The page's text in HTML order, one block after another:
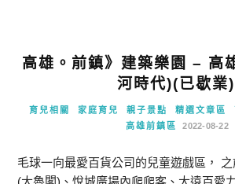
高雄。前鎮》建築樂園 – 高
河時代)(已歇業)
育兒相關 家庭育兒 親子景點 精選文章區
高雄前鎮區
2022-08-22
毛球一向最愛百貨公司的兒童遊戲區，
(大魯閣)、悅城廣場內爬爬客、大遠百愛